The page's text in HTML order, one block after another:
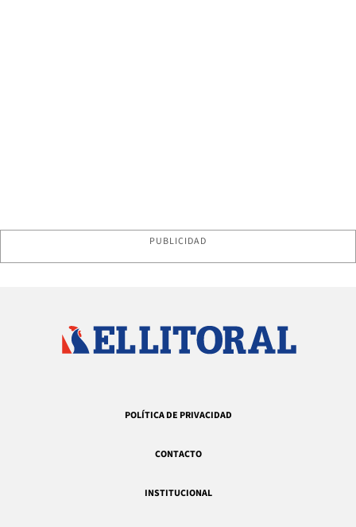
PUBLICIDAD
POLÍTICA DE PRIVACIDAD
CONTACTO
INSTITUCIONAL